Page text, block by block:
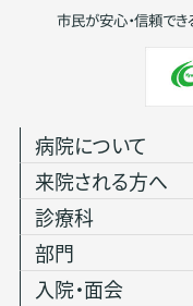
市民が安心・信頼でき
病院について
来院される方へ
診療科
部門
入院・面会